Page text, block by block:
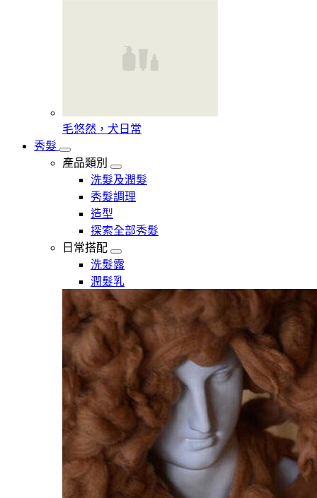
毛悠然，犬日常
秀髮
產品類別
洗髮及潤髮
秀髮調理
造型
探索全部秀髮
日常搭配
洗髮露
潤髮乳